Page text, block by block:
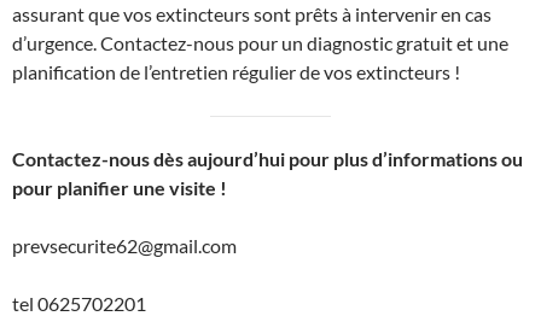
assurant que vos extincteurs sont prêts à intervenir en cas
d’urgence. Contactez-nous pour un diagnostic gratuit et une
planification de l’entretien régulier de vos extincteurs !
Contactez-nous dès aujourd’hui pour plus d’informations ou
pour planifier une visite !
prevsecurite62@gmail.com
tel 0625702201